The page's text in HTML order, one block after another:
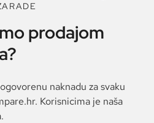
prodajom
naknadu za svaku
Korisnicima je naša